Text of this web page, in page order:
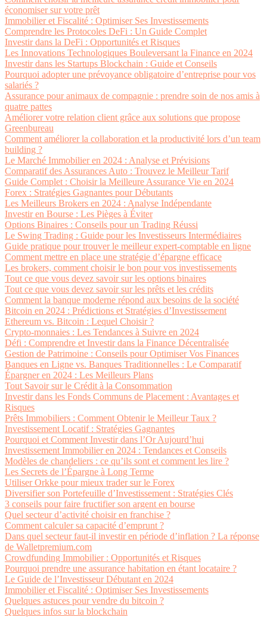
économiser sur votre prêt
Immobilier et Fiscalité : Optimiser Ses Investissements
Comprendre les Protocoles DeFi : Un Guide Complet
Investir dans la DeFi : Opportunités et Risques
Les Innovations Technologiques Bouleversant la Finance en 2024
Investir dans les Startups Blockchain : Guide et Conseils
Pourquoi adopter une prévoyance obligatoire d’entreprise pour vos
salariés ?
Assurance pour animaux de compagnie : prendre soin de nos amis à
quatre pattes
Améliorer votre relation client grâce aux solutions que propose
Greenbureau
Comment améliorer la collaboration et la productivité lors d’un team
building ?
Le Marché Immobilier en 2024 : Analyse et Prévisions
Comparatif des Assurances Auto : Trouvez le Meilleur Tarif
Guide Complet : Choisir la Meilleure Assurance Vie en 2024
Forex : Stratégies Gagnantes pour Débutants
Les Meilleurs Brokers en 2024 : Analyse Indépendante
Investir en Bourse : Les Pièges à Éviter
Options Binaires : Conseils pour un Trading Réussi
Le Swing Trading : Guide pour les Investisseurs Intermédiaires
Guide pratique pour trouver le meilleur expert-comptable en ligne
Comment mettre en place une stratégie d’épargne efficace
Les brokers, comment choisir le bon pour vos investissements
Tout ce que vous devez savoir sur les options binaires
Tout ce que vous devez savoir sur les prêts et les crédits
Comment la banque moderne répond aux besoins de la société
Bitcoin en 2024 : Prédictions et Stratégies d’Investissement
Ethereum vs. Bitcoin : Lequel Choisir ?
Crypto-monnaies : Les Tendances à Suivre en 2024
Défi : Comprendre et Investir dans la Finance Décentralisée
Gestion de Patrimoine : Conseils pour Optimiser Vos Finances
Banques en Ligne vs. Banques Traditionnelles : Le Comparatif
Épargner en 2024 : Les Meilleurs Plans
Tout Savoir sur le Crédit à la Consommation
Investir dans les Fonds Communs de Placement : Avantages et
Risques
Prêts Immobiliers : Comment Obtenir le Meilleur Taux ?
Investissement Locatif : Stratégies Gagnantes
Pourquoi et Comment Investir dans l’Or Aujourd’hui
Investissement Immobilier en 2024 : Tendances et Conseils
Modèles de chandeliers : ce qu’ils sont et comment les lire ?
Les Secrets de l’Épargne à Long Terme
Utiliser Orkke pour mieux trader sur le Forex
Diversifier son Portefeuille d’Investissement : Stratégies Clés
3 conseils pour faire fructifier son argent en bourse
Quel secteur d’activité choisir en franchise ?
Comment calculer sa capacité d’emprunt ?
Dans quel secteur faut-il investir en période d’inflation ? La réponse
de Walletpremium.com
Crowdfunding Immobilier : Opportunités et Risques
Pourquoi prendre une assurance habitation en étant locataire ?
Le Guide de l’Investisseur Débutant en 2024
Immobilier et Fiscalité : Optimiser Ses Investissements
Quelques astuces pour vendre du bitcoin ?
Quelques infos sur la blockchain